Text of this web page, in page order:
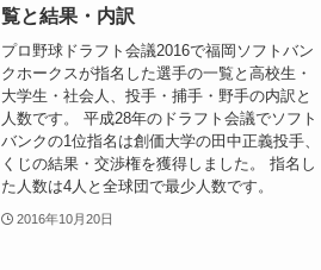
覧と結果・内訳
プロ野球ドラフト会議2016で福岡ソフトバン
クホークスが指名した選手の一覧と高校生・
大学生・社会人、投手・捕手・野手の内訳と
人数です。 平成28年のドラフト会議でソフト
バンクの1位指名は創価大学の田中正義投手、
くじの結果・交渉権を獲得しました。 指名し
た人数は4人と全球団で最少人数です。
2016年10月20日